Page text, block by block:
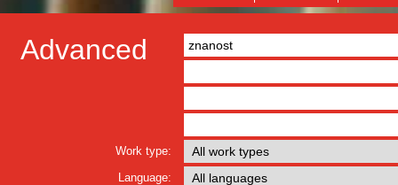
Advanced
Work type:
Language: